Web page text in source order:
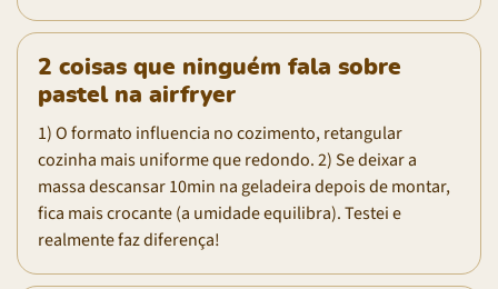
2 coisas que ninguém fala sobre
pastel na airfryer
1) O formato influencia no cozimento, retangular
cozinha mais uniforme que redondo. 2) Se deixar a
massa descansar 10min na geladeira depois de montar,
fica mais crocante (a umidade equilibra). Testei e
realmente faz diferença!